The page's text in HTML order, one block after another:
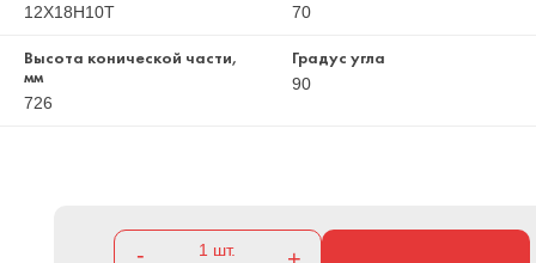
12Х18Н10Т 70
Высота конической части,
мм
726
Градус угла
90
- 1 шт.